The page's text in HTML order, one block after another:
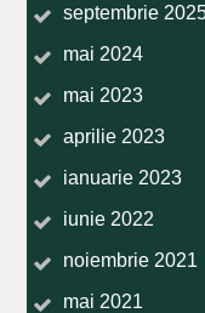
septembrie
mai 2024
mai 2023
aprilie 2023
ianuarie 2023
iunie 2022
noiembrie 2021
mai 2021